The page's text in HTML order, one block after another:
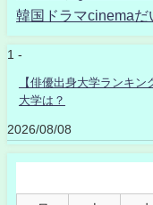
韓国ドラマcinema
1 -
【俳優出身大学ランキ
大学は？
2026/08/08